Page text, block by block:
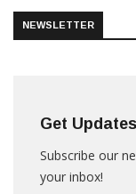
NEWSLETTER
Get Updates
Subscribe our
your inbox!